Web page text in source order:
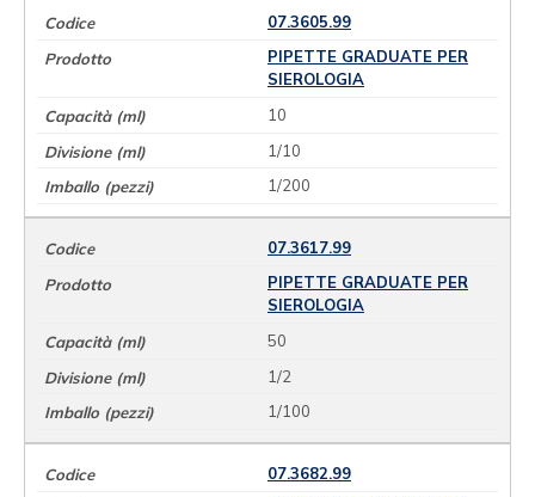
07.3605.99
PIPETTE GRADUATE PER
SIEROLOGIA
10
1/10
1/200
07.3617.99
PIPETTE GRADUATE PER
SIEROLOGIA
50
1/2
1/100
07.3682.99